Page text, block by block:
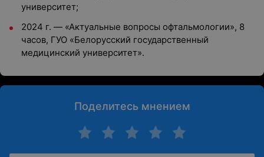
университет;
2024 г. — «Актуальные вопросы офтальмологии», 8
часов, ГУО «Белорусский государственный
медицинский университет».
Поделитесь мнением